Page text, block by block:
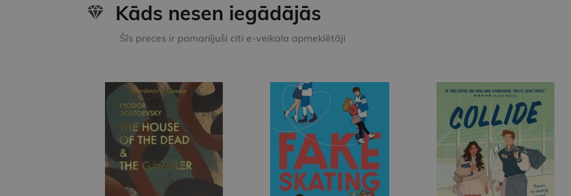
Kāds nesen iegādājās
Šīs preces ir pamanījuši citi e-veikala apmeklētāji